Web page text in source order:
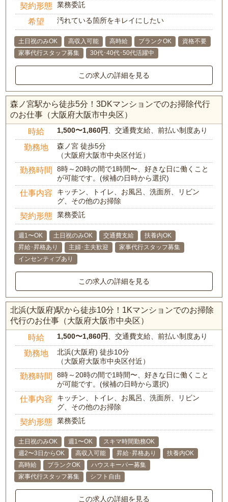
契約形態 業務委託
希望 汚れている箇所をキレイにしたい
土日祝のみOK 高収入可能 高時給 ブランクOK
資格不要
家事代行スタッフ募集
30代･40代･50代活躍中
この求人の詳細を見る
森ノ宮駅から徒歩5分！3DKマンションでのお掃除代行
のお仕事（大阪府大阪市中央区）
時給 1,500〜1,860円 、交通費支給、前払い制度あり
勤務地
森ノ宮 徒歩5分
（大阪府大阪市中央区付近）
勤務時間
8時～20時の間で1時間〜、好きな日に働くこと
が可能です。(候補の日時から選択)
仕事内容
キッチン、トイレ、お風呂、洗面所、リビン
グ、その他のお掃除
契約形態 業務委託
週1〜OK 土日祝のみOK 交通費支給
扶養内OK
昇給･昇格あり
主婦･主夫歓迎
家事代行スタッフ募集
インセンティブあり
この求人の詳細を見る
北浜(大阪府)駅から徒歩10分！1Kマンションでのお掃除
代行のお仕事（大阪府大阪市中央区）
時給 1,500〜1,860円 、交通費支給、前払い制度あり
勤務地
北浜(大阪府) 徒歩10分
（大阪府大阪市中央区付近）
勤務時間
8時～20時の間で1時間〜、好きな日に働くこと
が可能です。(候補の日時から選択)
仕事内容
キッチン、トイレ、お風呂、洗面所、リビン
グ、その他のお掃除
契約形態 業務委託
土日祝のみOK 週1〜OK
スキマ時間勤務OK
週2〜3日からOK
高収入可能 昇給･昇格あり
扶養内OK
高時給
ブランクOK
ハウスキーパー募集
家事代行スタッフ募集
シフト自由
この求人の詳細を見る